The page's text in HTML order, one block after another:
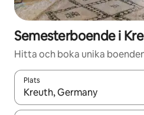
Semesterboende i
Hitta och boka unika
Plats
När resultaten är tillgängliga